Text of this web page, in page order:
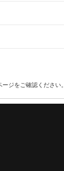
ジをご確認ください。